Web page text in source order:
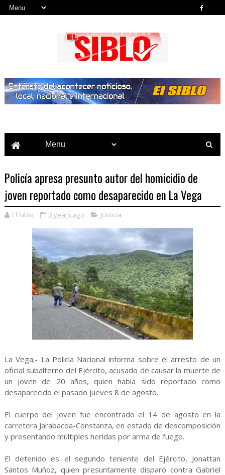
Policía apresa presunto autor del homicidio de
joven reportado como desaparecido en La Vega
El Siblo 2 years ago Justicia
La Vega;- La Policía Nacional informa sobre el arresto de un
oficial subalterno del Ejército, acusado de causar la muerte de
un joven de 20 años, quien había sido reportado como
desaparecido el pasado jueves 8 de agosto.
El cuerpo del joven fue encontrado el 14 de agosto en la
carretera Jarabacoa-Constanza, en estado de descomposición
y presentando múltiples heridas por arma de fuego.
El detenido es el segundo teniente del Ejército, Jonattan
Santos Muñoz, quien presuntamente disparó contra Gabriel